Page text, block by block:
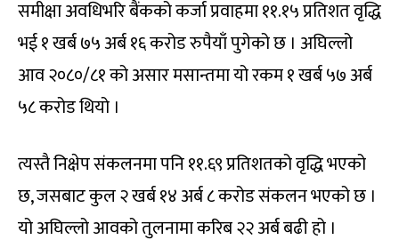
समीक्षा अवधिभरि बैंकको कर्जा प्रवाहमा ११.१५ प्रतिशत वृद्धि
भई १ खर्ब ७५ अर्ब १६ करोड रुपैयाँ पुगेको छ । अघिल्लो
आव २०८०/८१ को असार मसान्तमा यो रकम १ खर्ब ५७ अर्ब
५८ करोड थियो ।
त्यस्तै निक्षेप संकलनमा पनि ११.६९ प्रतिशतको वृद्धि भएको
छ, जसबाट कुल २ खर्ब १४ अर्ब ८ करोड संकलन भएको छ ।
यो अघिल्लो आवको तुलनामा करिब २२ अर्ब बढी हो ।